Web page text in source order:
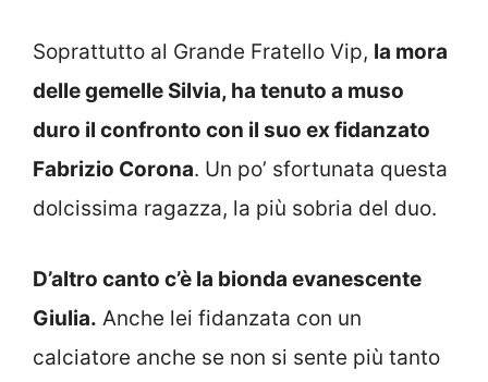
Soprattutto al Grande Fratello Vip, la mora
delle gemelle Silvia, ha tenuto a muso
duro il confronto con il suo ex fidanzato
Fabrizio Corona. Un po’ sfortunata questa
dolcissima ragazza, la più sobria del duo.
D’altro canto c’è la bionda evanescente
Giulia. Anche lei fidanzata con un
calciatore anche se non si sente più tanto